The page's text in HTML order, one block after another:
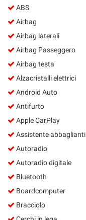
ABS
Airbag
Airbag laterali
Airbag Passeggero
Airbag testa
Alzacristalli elettrici
Android Auto
Antifurto
Apple CarPlay
Assistente abbaglianti
Autoradio
Autoradio digitale
Bluetooth
Boardcomputer
Bracciolo